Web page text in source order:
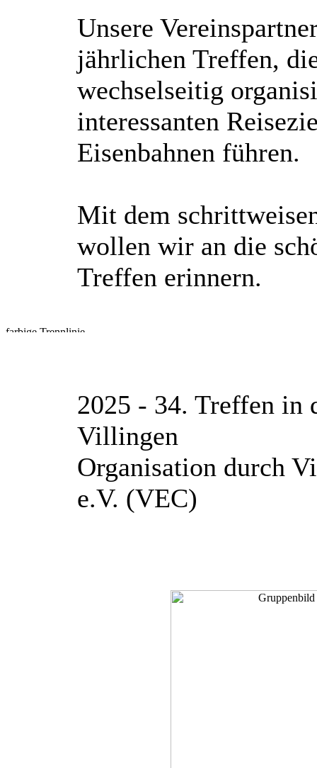
Unsere
jährlichen Treffen,
wechselseitig
interessanten
Eisenbahnen führen.
Mit dem
wollen wir an die
Treffen erinnern.
2025 - 34. Treffen in
Villingen
Organisation durch
e.V. (VEC)